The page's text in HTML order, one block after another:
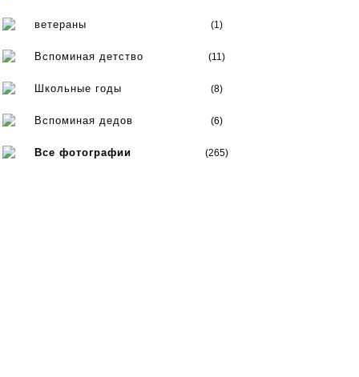
ветераны (1)
Вспоминая детство (11)
Школьные годы (8)
Вспоминая дедов (6)
Все фотографии (265)